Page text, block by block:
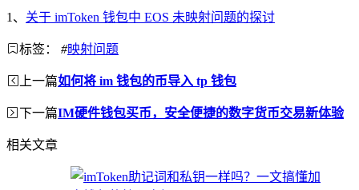
1、 关于 imToken 钱包中 EOS 未映射问题的探讨
标签： #映射问题
上一篇如何将 im 钱包的币导入 tp 钱包
下一篇IM硬件钱包买币，安全便捷的数字货币交易新体验
相关文章